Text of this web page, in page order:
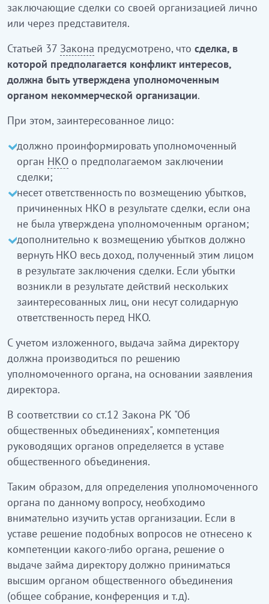
заключающие сделки со своей организацией лично
или через представителя.
Статьей 37 Закона предусмотрено, что сделка, в
которой предполагается конфликт интересов,
должна быть утверждена уполномоченным
органом некоммерческой организации.
При этом, заинтересованное лицо:
должно проинформировать уполномоченный
орган НКО о предполагаемом заключении
сделки;
несет ответственность по возмещению убытков,
причиненных НКО в результате сделки, если она
не была утверждена уполномоченным органом;
дополнительно к возмещению убытков должно
вернуть НКО весь доход, полученный этим лицом
в результате заключения сделки. Если убытки
возникли в результате действий нескольких
заинтересованных лиц, они несут солидарную
ответственность перед НКО.
С учетом изложенного, выдача займа директору
должна производиться по решению
уполномоченного органа, на основании заявления
директора.
В соответствии со ст.12 Закона РК "Об
общественных объединениях", компетенция
руководящих органов определяется в уставе
общественного объединения.
Таким образом, для определения уполномоченного
органа по данному вопросу, необходимо
внимательно изучить устав организации. Если в
уставе решение подобных вопросов не отнесено к
компетенции какого-либо органа, решение о
выдаче займа директору должно приниматься
высшим органом общественного объединения
(общее собрание, конференция и т.д).